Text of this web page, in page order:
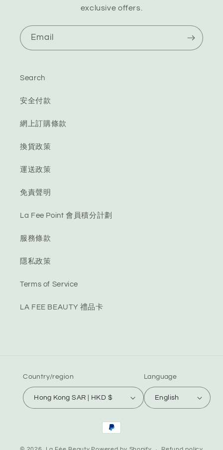
exclusive offers.
Email
Search
安全付款
網上訂購條款
換貨政策
運送政策
免責聲明
La Fee Point 會員積分計劃
服務條款
隱私政策
Terms of Service
LA FEE BEAUTY 禮品卡
Country/region
Hong Kong SAR | HKD $
Language
English
Payment